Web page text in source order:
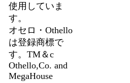
使用していま
す。
オセロ・Othello
は登録商標で
す。TM＆c
Othello,Co. and
MegaHouse